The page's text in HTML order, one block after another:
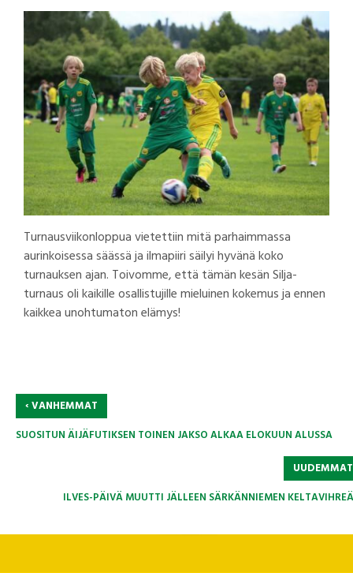
Turnausviikonloppua vietettiin mitä parhaimmassa
aurinkoisessa säässä ja ilmapiiri säilyi hyvänä koko
turnauksen ajan. Toivomme, että tämän kesän Silja-
turnaus oli kaikille osallistujille mieluinen kokemus ja ennen
kaikkea unohtumaton elämys!
‹VANHEMMAT
SUOSITUN ÄIJÄFUTIKSEN TOINEN JAKSO ALKAA ELOKUUN ALUSSA
ILVES-PÄIVÄ MUUTTI JÄLLEEN SÄRKÄNNIEMEN